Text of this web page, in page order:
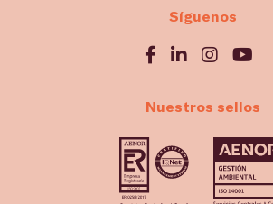
Síguenos
Nuestros sellos